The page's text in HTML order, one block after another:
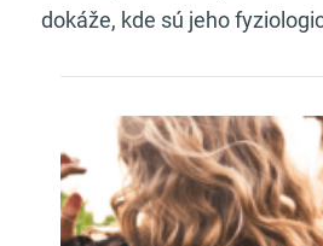
dokáže, kde sú jeho
Odporúčaný